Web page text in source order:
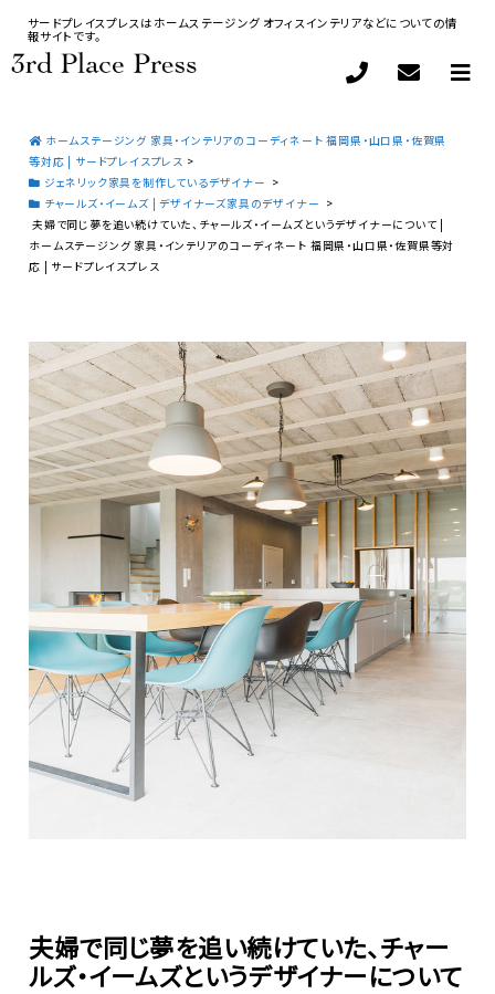
サードプレイスプレスはホームステージング オフィスインテリアなどについての情
報サイトです。
ホームステージング 家具・インテリアのコーディネート 福岡県・山口県・佐賀県
等対応 | サードプレイスプレス >
ジェネリック家具を制作しているデザイナー >
チャールズ・イームズ | デザイナーズ家具のデザイナー >
夫婦で同じ夢を追い続けていた、チャールズ・イームズというデザイナーについて |
ホームステージング 家具・インテリアのコーディネート 福岡県・山口県・佐賀県等対
応 | サードプレイスプレス
夫婦で同じ夢を追い続けていた、チャー
ルズ・イームズというデザイナーについて